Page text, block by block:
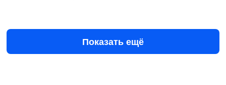
4890 ₽за всё до 10 чел.
Показать ещё